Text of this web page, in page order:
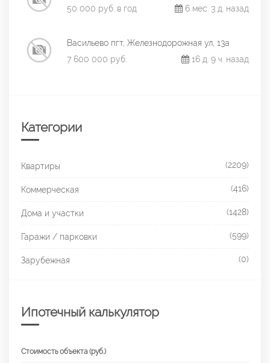
50 000 руб. в год
6 мес. 3 д. назад
Васильево пгт, Железнодорожная ул, 13а
7 600 000 руб.
16 д. 9 ч. назад
Категории
Квартиры (2209)
Коммерческая (416)
Дома и участки (1428)
Гаражи / парковки (599)
Зарубежная (0)
Ипотечный калькулятор
Стоимость объекта (руб.)